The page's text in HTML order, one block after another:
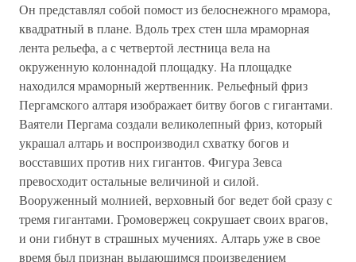
Он представлял собой помост из белоснежного мрамора,
квадратный в плане. Вдоль трех стен шла мраморная
лента рельефа, а с четвертой лестница вела на
окруженную колоннадой площадку. На площадке
находился мраморный жертвенник. Рельефный фриз
Пергамского алтаря изображает битву богов с гигантами.
Ваятели Пергама создали великолепный фриз, который
украшал алтарь и воспроизводил схватку богов и
восставших против них гигантов. Фигура Зевса
превосходит остальные величиной и силой.
Вооруженный молнией, верховный бог ведет бой сразу с
тремя гигантами. Громовержец сокрушает своих врагов,
и они гибнут в страшных мучениях. Алтарь уже в свое
время был признан выдающимся произведением